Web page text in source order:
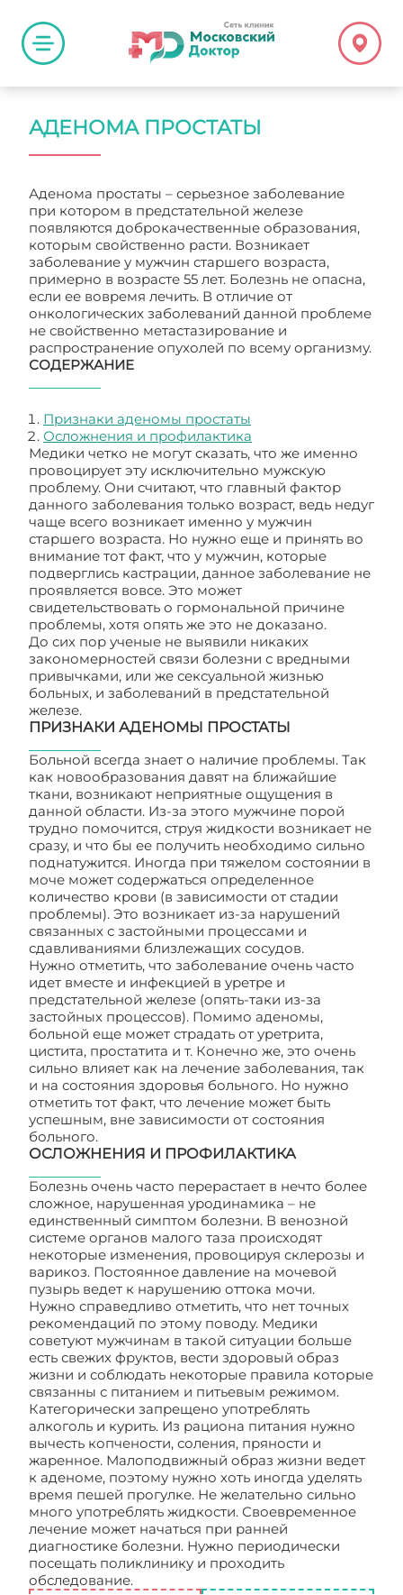
АДЕНОМА ПРОСТАТЫ
Аденома простаты – серьезное заболевание
при котором в предстательной железе
появляются доброкачественные образования,
которым свойственно расти. Возникает
заболевание у мужчин старшего возраста,
примерно в возрасте 55 лет. Болезнь не опасна,
если ее вовремя лечить. В отличие от
онкологических заболеваний данной проблеме
не свойственно метастазирование и
распространение опухолей по всему организму.
СОДЕРЖАНИЕ
Признаки аденомы простаты
Осложнения и профилактика
Медики четко не могут сказать, что же именно
провоцирует эту исключительно мужскую
проблему. Они считают, что главный фактор
данного заболевания только возраст, ведь недуг
чаще всего возникает именно у мужчин
старшего возраста. Но нужно еще и принять во
внимание тот факт, что у мужчин, которые
подверглись кастрации, данное заболевание не
проявляется вовсе. Это может
свидетельствовать о гормональной причине
проблемы, хотя опять же это не доказано.
До сих пор ученые не выявили никаких
закономерностей связи болезни с вредными
привычками, или же сексуальной жизнью
больных, и заболеваний в предстательной
железе.
ПРИЗНАКИ АДЕНОМЫ ПРОСТАТЫ
Больной всегда знает о наличие проблемы. Так
как новообразования давят на ближайшие
ткани, возникают неприятные ощущения в
данной области. Из-за этого мужчине порой
трудно помочится, струя жидкости возникает не
сразу, и что бы ее получить необходимо сильно
поднатужится. Иногда при тяжелом состоянии в
моче может содержаться определенное
количество крови (в зависимости от стадии
проблемы). Это возникает из-за нарушений
связанных с застойными процессами и
сдавливаниями близлежащих сосудов.
Нужно отметить, что заболевание очень часто
идет вместе и инфекцией в уретре и
предстательной железе (опять-таки из-за
застойных процессов). Помимо аденомы,
больной еще может страдать от уретрита,
цистита, простатита и т. Конечно же, это очень
сильно влияет как на лечение заболевания, так
и на состояния здоровья больного. Но нужно
отметить тот факт, что лечение может быть
успешным, вне зависимости от состояния
больного.
ОСЛОЖНЕНИЯ И ПРОФИЛАКТИКА
Болезнь очень часто перерастает в нечто более
сложное, нарушенная уродинамика – не
единственный симптом болезни. В венозной
системе органов малого таза происходят
некоторые изменения, провоцируя склерозы и
варикоз. Постоянное давление на мочевой
пузырь ведет к нарушению оттока мочи.
Нужно справедливо отметить, что нет точных
рекомендаций по этому поводу. Медики
советуют мужчинам в такой ситуации больше
есть свежих фруктов, вести здоровый образ
жизни и соблюдать некоторые правила которые
связанны с питанием и питьевым режимом.
Категорически запрещено употреблять
алкоголь и курить. Из рациона питания нужно
вычесть копчености, соления, пряности и
жаренное. Малоподвижный образ жизни ведет
к аденоме, поэтому нужно хоть иногда уделять
время пешей прогулке. Не желательно сильно
много употреблять жидкости. Своевременное
лечение может начаться при ранней
диагностике болезни. Нужно периодически
посещать поликлинику и проходить
обследование.